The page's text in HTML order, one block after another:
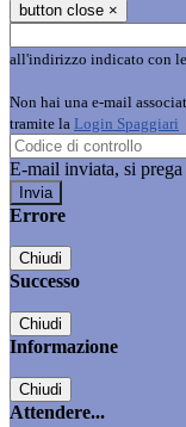
button close ×
all'indirizzo indicato con
Non hai una e-mail
tramite la Login Spaggiari
E-mail inviata, si
Errore
Chiudi
Successo
Chiudi
Informazione
Chiudi
Attendere...